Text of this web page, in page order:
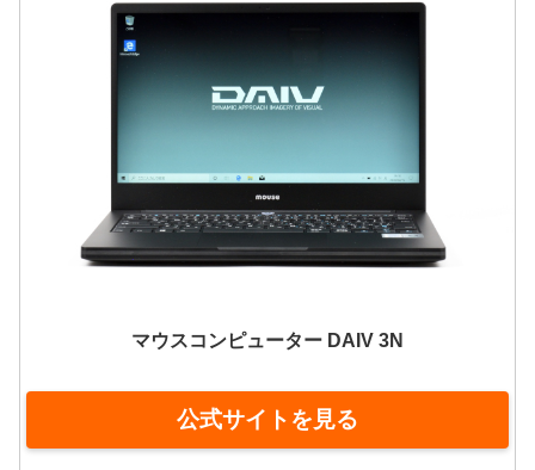
マウスコンピューター DAIV 3N
公式サイトを見る